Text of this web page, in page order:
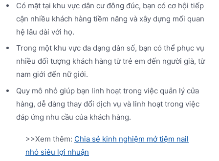
Có mặt tại khu vực dân cư đông đúc, bạn có cơ hội tiếp
cận nhiều khách hàng tiềm năng và xây dựng mối quan
hệ lâu dài với họ.
Trong một khu vực đa dạng dân số, bạn có thể phục vụ
nhiều đối tượng khách hàng từ trẻ em đến người già, từ
nam giới đến nữ giới.
Quy mô nhỏ giúp bạn linh hoạt trong việc quản lý cửa
hàng, dễ dàng thay đổi dịch vụ và linh hoạt trong việc
đáp ứng nhu cầu của khách hàng.
>>Xem thêm: Chia sẻ kinh nghiệm mở tiệm nail
nhỏ siêu lợi nhuận